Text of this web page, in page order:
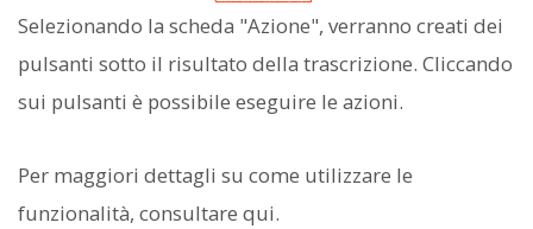
Selezionando la scheda "Azione", verranno creati dei
pulsanti sotto il risultato della trascrizione. Cliccando
sui pulsanti è possibile eseguire le azioni.
Per maggiori dettagli su come utilizzare le
funzionalità, consultare qui.